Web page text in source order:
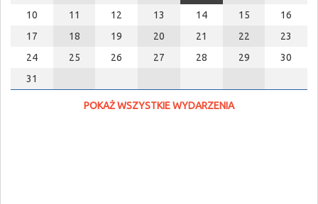
10
11 12 13 14 15
16
17
18 19 20 21 22
23
24
25 26 27 28 29
30
31
POKAŻ WSZYSTKIE WYDARZENIA